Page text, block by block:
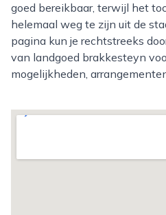
goed bereikbaar, terwijl het
helemaal weg te zijn uit de
pagina kun je rechtstreeks
van landgoed brakkesteyn
mogelijkheden,